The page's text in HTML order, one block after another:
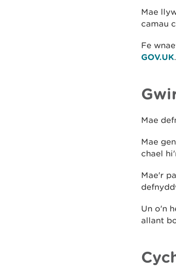
Mae
camau
Fe
GOV.UK
Mae
Mae
chael
Mae'r
Un o'n
allant